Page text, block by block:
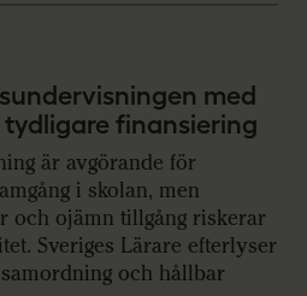
med
finansiering
är avgörande för
i skolan, men
och ojämn tillgång riskerar
Sveriges Lärare efterlyser
och hållbar